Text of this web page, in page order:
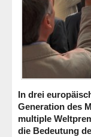
In drei
Generation des
multiple
die Bedeutung